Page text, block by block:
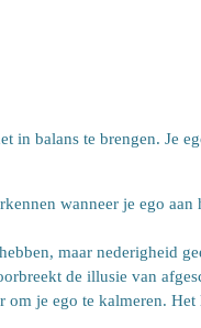
in balans te brengen. Je
wanneer je ego
maar nederigheid
de illusie van
om je ego te kalmeren.